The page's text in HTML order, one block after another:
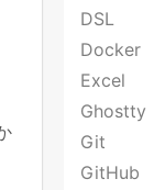
DSL
Docker
Excel
Ghostty
Git
GitHub